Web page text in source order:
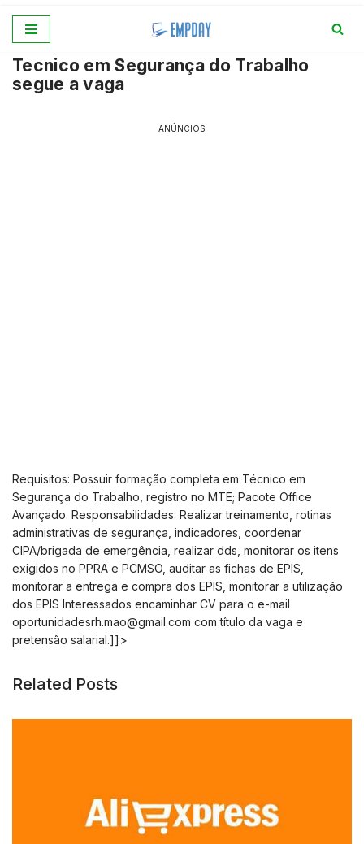
para
o
Tecnico em Segurança do Trabalho
segue a vaga
ANÚNCIOS
Requisitos: Possuir formação completa em Técnico em
Segurança do Trabalho, registro no MTE; Pacote Office
Avançado. Responsabilidades: Realizar treinamento, rotinas
administrativas de segurança, indicadores, coordenar
CIPA/brigada de emergência, realizar dds, monitorar os itens
exigidos no PPRA e PCMSO, auditar as fichas de EPIS,
monitorar a entrega e compra dos EPIS, monitorar a utilização
dos EPIS Interessados encaminhar CV para o e-mail
oportunidadesrh.mao@gmail.com com título da vaga e
pretensão salarial.]]>
Related Posts